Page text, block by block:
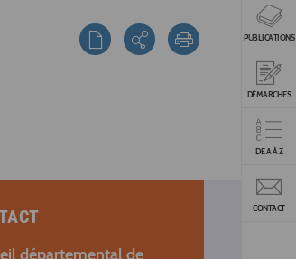
PUBLICATIONS
DÉMARCHES
DE A À Z
CONTACT
départemental de